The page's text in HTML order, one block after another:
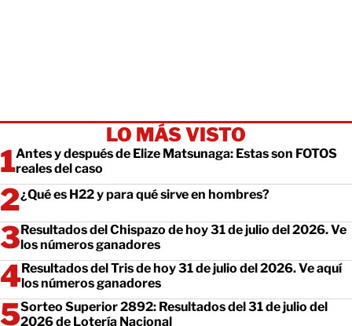
LO MÁS VISTO
Antes y después de Elize Matsunaga: Estas son FOTOS
reales del caso
¿Qué es H22 y para qué sirve en hombres?
Resultados del Chispazo de hoy 31 de julio del 2026. Ve
los números ganadores
Resultados del Tris de hoy 31 de julio del 2026. Ve aquí
los números ganadores
Sorteo Superior 2892: Resultados del 31 de julio del
2026 de Lotería Nacional